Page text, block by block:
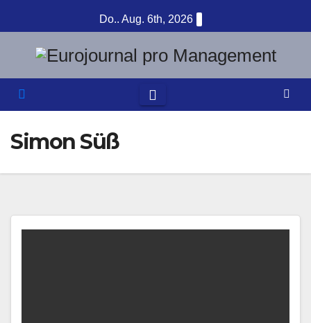
Inhalt
springen
Do.. Aug. 6th, 2026
Simon Süß